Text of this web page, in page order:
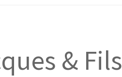
& Fils